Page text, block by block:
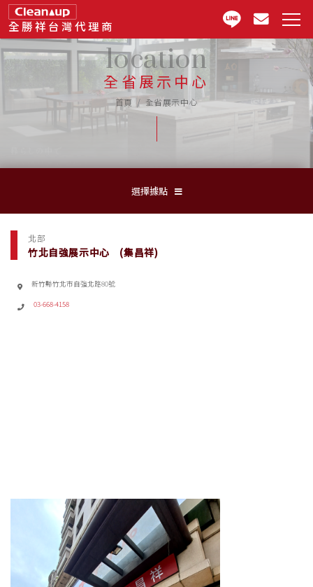
全勝祥台灣代理商
location
全省展示中心
首頁 全省展示中心
選擇據點
北部
竹北自強展示中心 (集昌祥)
新竹縣竹北市自強北路80號
03-668-4158